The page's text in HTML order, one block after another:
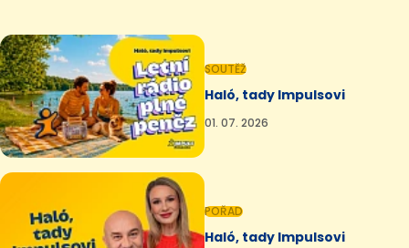
SOUTĚŽ
Haló, tady Impulsovi
01. 07. 2026
POŘAD
Haló, tady Impulsovi